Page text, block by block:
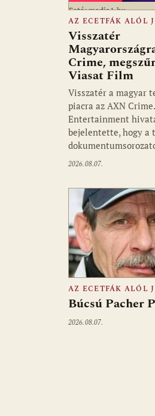
Fotó: media1.hu
AZ ECETFÁK ALÓL
Visszatér
Crime,
Viasat Film
Visszatér a magyar
piacra az AXN
Entertainment
bejelentette, hogy a
2026.08.07.
AZ ECETFÁK ALÓL
Búcsú Pacher
2026.08.07.